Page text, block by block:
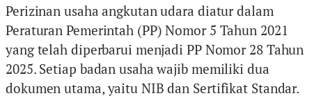
Perizinan usaha angkutan udara diatur dalam
Peraturan Pemerintah (PP) Nomor 5 Tahun 2021
yang telah diperbarui menjadi PP Nomor 28 Tahun
2025. Setiap badan usaha wajib memiliki dua
dokumen utama, yaitu NIB dan Sertifikat Standar.